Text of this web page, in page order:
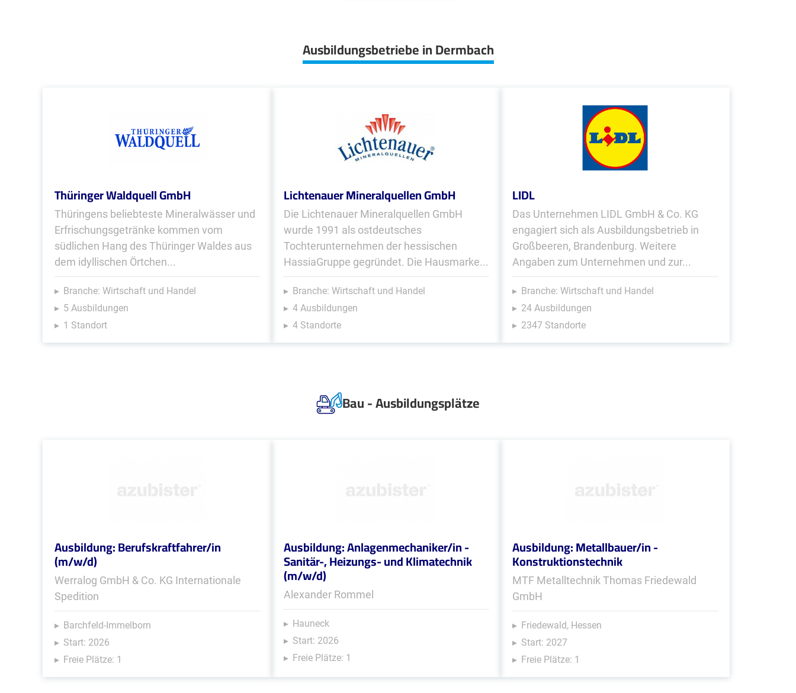
Ausbildungsbetriebe in Dermbach
Thüringer Waldquell GmbH
Thüringens beliebteste Mineralwässer und
Erfrischungsgetränke kommen vom
südlichen Hang des Thüringer Waldes aus
dem idyllischen Örtchen...
Branche: Wirtschaft und Handel
5 Ausbildungen
1 Standort
Lichtenauer Mineralquellen GmbH
Die Lichtenauer Mineralquellen GmbH
wurde 1991 als ostdeutsches
Tochterunternehmen der hessischen
HassiaGruppe gegründet. Die Hausmarke...
Branche: Wirtschaft und Handel
4 Ausbildungen
4 Standorte
LIDL
Das Unternehmen LIDL GmbH & Co. KG
engagiert sich als Ausbildungsbetrieb in
Großbeeren, Brandenburg. Weitere
Angaben zum Unternehmen und zur...
Branche: Wirtschaft und Handel
24 Ausbildungen
2347 Standorte
Bau - Ausbildungsplätze
Ausbildung: Berufskraftfahrer/in
(m/w/d)
Werralog GmbH & Co. KG Internationale
Spedition
Barchfeld-Immelborn
Start: 2026
Freie Plätze: 1
Ausbildung: Anlagenmechaniker/in -
Sanitär-, Heizungs- und Klimatechnik
(m/w/d)
Alexander Rommel
Hauneck
Start: 2026
Freie Plätze: 1
Ausbildung: Metallbauer/in -
Konstruktionstechnik
MTF Metalltechnik Thomas Friedewald
GmbH
Friedewald, Hessen
Start: 2027
Freie Plätze: 1